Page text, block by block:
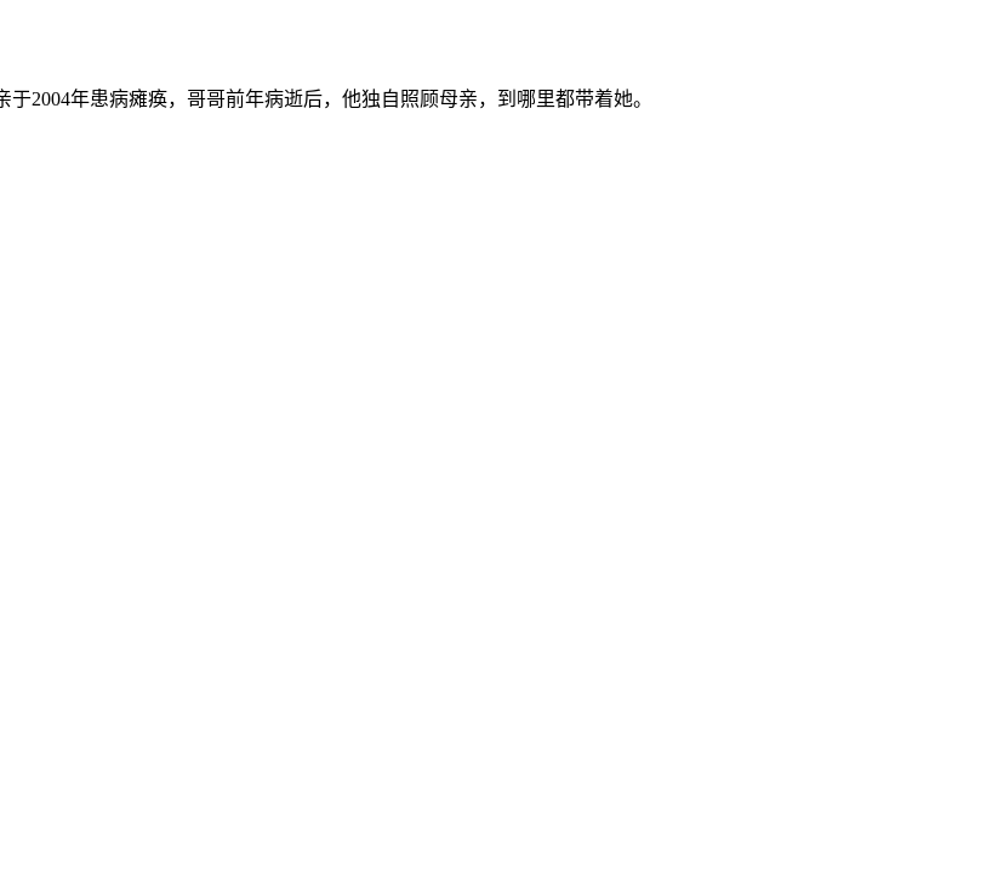
2004年患病瘫痪，哥哥前年病逝后，他独自照顾母亲，到哪里都带着她。